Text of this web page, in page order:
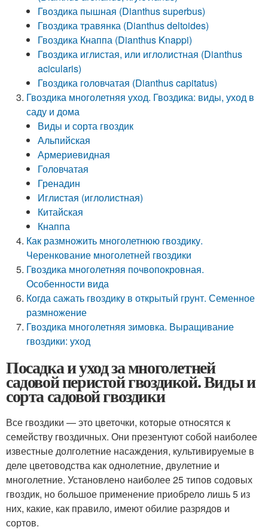
Гвоздика пышная (Dianthus superbus)
Гвоздика травянка (Dianthus deltoides)
Гвоздика Кнаппа (Dianthus Knappi)
Гвоздика иглистая, или иглолистная (Dianthus
acicularis)
Гвоздика головчатая (Dianthus capitatus)
Гвоздика многолетняя уход. Гвоздика: виды, уход в
саду и дома
Виды и сорта гвоздик
Альпийская
Армериевидная
Головчатая
Гренадин
Иглистая (иглолистная)
Китайская
Кнаппа
Как размножить многолетнюю гвоздику.
Черенкование многолетней гвоздики
Гвоздика многолетняя почвопокровная.
Особенности вида
Когда сажать гвоздику в открытый грунт. Семенное
размножение
Гвоздика многолетняя зимовка. Выращивание
гвоздики: уход
Посадка и уход за многолетней
садовой перистой гвоздикой. Виды и
сорта садовой гвоздики
Все гвоздики — это цветочки, которые относятся к
семейству гвоздичных. Они презентуют собой наиболее
известные долголетние насаждения, культивируемые в
деле цветоводства как однолетние, двулетние и
многолетние. Установлено наиболее 25 типов содовых
гвоздик, но большое применение приобрело лишь 5 из
них, какие, как правило, имеют обилие разрядов и
сортов.